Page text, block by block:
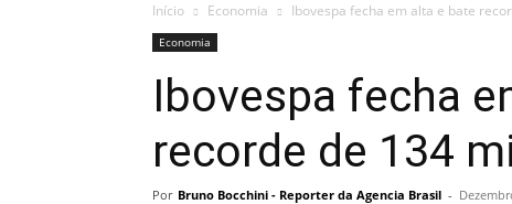
Início Economia Ibovespa fecha em alta e bate
Economia
Ibovespa fecha
recorde de 134
Por Bruno Bocchini - Reporter da Agencia Brasil -